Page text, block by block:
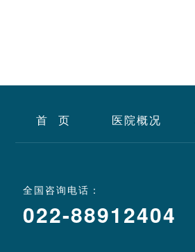
首 页 医院概况
全国咨询电话：
022-88912404